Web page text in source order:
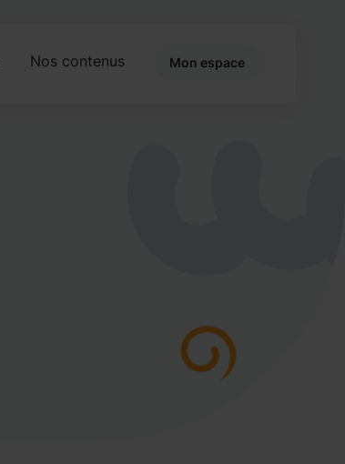
Nos contenus Mon espace